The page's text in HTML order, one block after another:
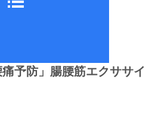
予防」腸腰筋エクササイ